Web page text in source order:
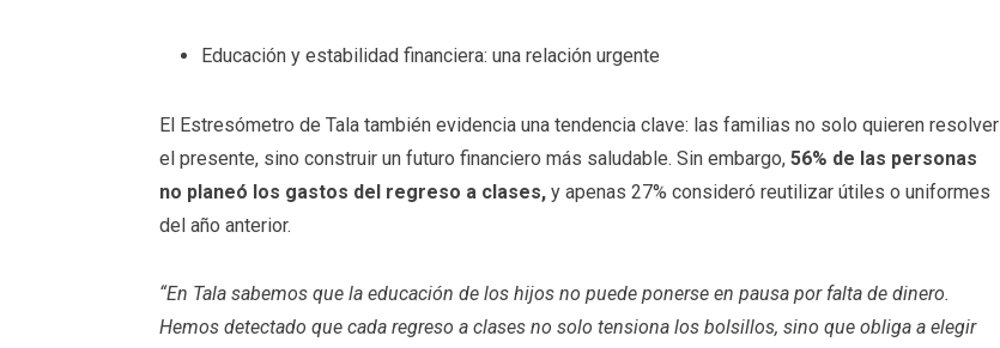
Educación y estabilidad financiera: una relación urgente
El Estresómetro de Tala también evidencia una tendencia clave: las familias no solo quieren resolver
el presente, sino construir un futuro financiero más saludable. Sin embargo, 56% de las personas
no planeó los gastos del regreso a clases, y apenas 27% consideró reutilizar útiles o uniformes
del año anterior.
“En Tala sabemos que la educación de los hijos no puede ponerse en pausa por falta de dinero.
Hemos detectado que cada regreso a clases no solo tensiona los bolsillos, sino que obliga a elegir